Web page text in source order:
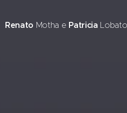
Renato Motha e Patricia Lobato